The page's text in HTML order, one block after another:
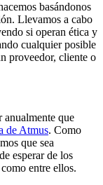
basándonos
Llevamos a cabo
si operan ética y
cualquier posible
proveedor, cliente o
que
de Atmus. Como
que sea
esperar de los
entre ellos.